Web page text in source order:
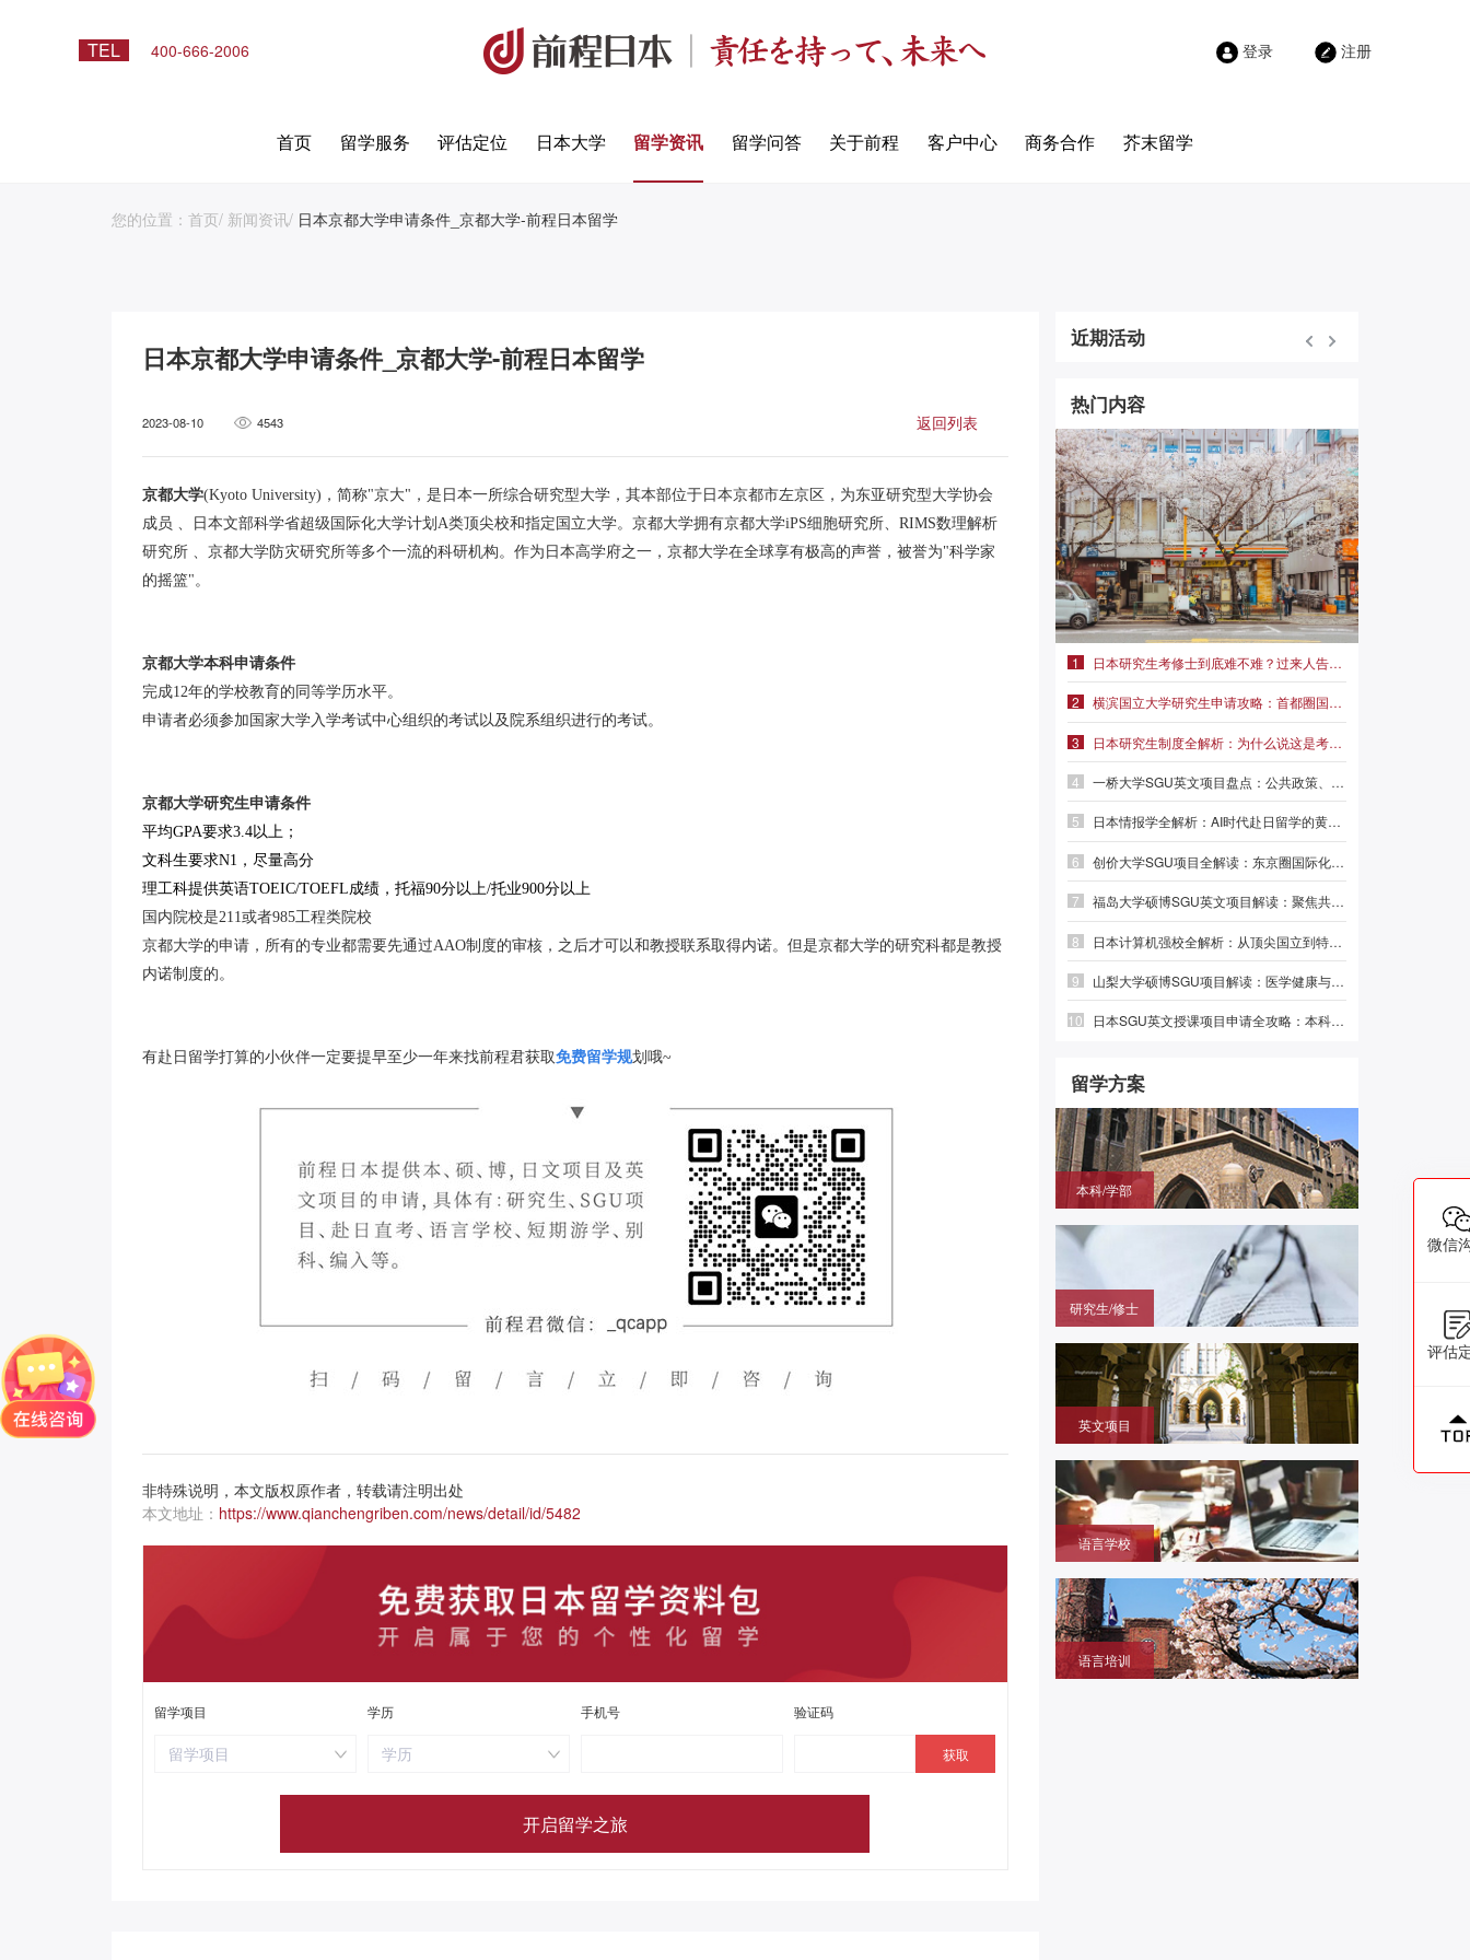
TEL 400-666-2006 登录 注册
首页 留学服务 评估定位 日本大学 留学资讯 留学问答 关于前程 客户中心 商务合作 芥末留学
您的位置： 首页/ 新闻资讯/ 日本京都大学申请条件_京都大学-前程日本留学
日本京都大学申请条件_京都大学-前程日本留学
2023-08-10 4543 返回列表
京都大学(Kyoto University)，简称"京大"，是日本一所综合研究型大学，其本部位于日本京都市左京区，为东亚研究型大学协会
成员 、日本文部科学省超级国际化大学计划A类顶尖校和指定国立大学。京都大学拥有京都大学iPS细胞研究所、RIMS数理解析
研究所 、京都大学防灾研究所等多个一流的科研机构。作为日本高学府之一，京都大学在全球享有极高的声誉，被誉为"科学家
的摇篮"。
京都大学本科申请条件
完成12年的学校教育的同等学历水平。
申请者必须参加国家大学入学考试中心组织的考试以及院系组织进行的考试。
京都大学研究生申请条件
平均GPA要求3.4以上；
文科生要求N1，尽量高分
理工科提供英语TOEIC/TOEFL成绩，托福90分以上/托业900分以上
国内院校是211或者985工程类院校
京都大学的申请，所有的专业都需要先通过AAO制度的审核，之后才可以和教授联系取得内诺。但是京都大学的研究科都是教授
内诺制度的。
有赴日留学打算的小伙伴一定要提早至少一年来找前程君获取免费留学规划哦~
非特殊说明，本文版权原作者，转载请注明出处
本文地址： https://www.qianchengriben.com/news/detail/id/5482
留学项目
留学项目
学历
学历
手机号 验证码
近期活动
热门内容
1 日本研究生考修士到底难不难？过来人告诉你真实难度|前程日本留学
2 横滨国立大学研究生申请攻略：首都圈国立名校，学费仅2.3万/年
3 日本研究生制度全解析：为什么说这是考修士最稳妥的路径？
4 一桥大学SGU英文项目盘点：公共政策、外交事务、MBA三大方向
5 日本情报学全解析：AI时代赴日留学的黄金赛道|前程日本留学
6 创价大学SGU项目全解读：东京圈国际化名校，本科/硕士/博士英文授课
7 福岛大学硕博SGU英文项目解读：聚焦共生系统与人间发达，英语直申
8 日本计算机强校全解析：从顶尖国立到特色专精，选对赛道少走弯路
9 山梨大学硕博SGU项目解读：医学健康与绿色光电，英语直申
10 日本SGU英文授课项目申请全攻略：本科、硕士时间线与避坑指南
留学方案
本科/学部
申请目标大学
研究生/修士
研究科就读的offer
英文项目
本大学学部/修士/博士课程
语言学校
学考试过渡阶段
语言培训
微信
评估